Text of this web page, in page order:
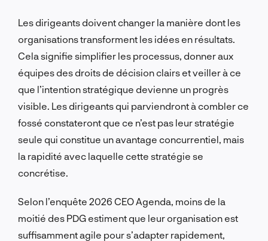
Les dirigeants doivent changer la manière dont les
organisations transforment les idées en résultats.
Cela signifie simplifier les processus, donner aux
équipes des droits de décision clairs et veiller à ce
que l’intention stratégique devienne un progrès
visible. Les dirigeants qui parviendront à combler ce
fossé constateront que ce n’est pas leur stratégie
seule qui constitue un avantage concurrentiel, mais
la rapidité avec laquelle cette stratégie se
concrétise.
Selon l’enquête 2026 CEO Agenda, moins de la
moitié des PDG estiment que leur organisation est
suffisamment agile pour s’adapter rapidement,